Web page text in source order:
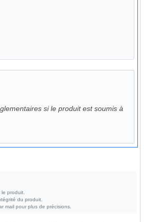
si le produit est soumis à
produit.
du produit.
mail pour plus de précisions.